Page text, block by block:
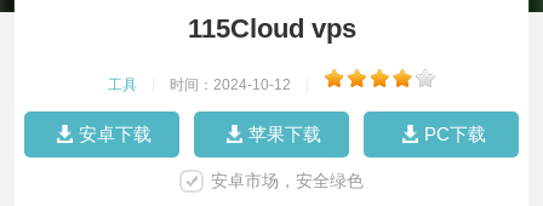
115Cloud vps
工具 时间：2024-10-12
安卓下载 苹果下载 PC下载
安卓市场，安全绿色